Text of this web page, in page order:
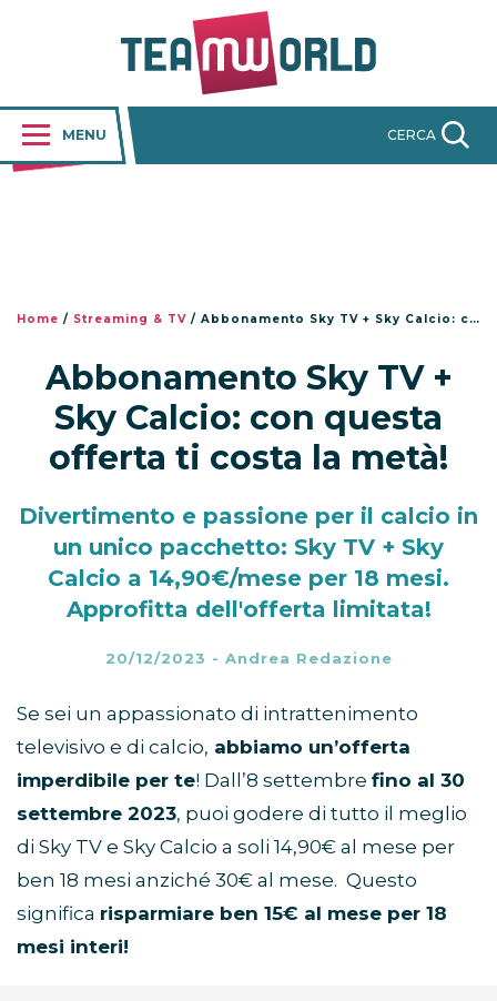
MENU CERCA
Home / Streaming & TV / Abbonamento Sky TV + Sky Calcio: con questa offerta ti costa la metà!
Abbonamento Sky TV +
Sky Calcio: con questa
offerta ti costa la metà!
Divertimento e passione per il calcio in
un unico pacchetto: Sky TV + Sky
Calcio a 14,90€/mese per 18 mesi.
Approfitta dell'offerta limitata!
20/12/2023 - Andrea Redazione
Se sei un appassionato di intrattenimento
televisivo e di calcio, abbiamo un’offerta
imperdibile per te! Dall’8 settembre fino al 30
settembre 2023, puoi godere di tutto il meglio
di Sky TV e Sky Calcio a soli 14,90€ al mese per
ben 18 mesi anziché 30€ al mese. Questo
significa risparmiare ben 15€ al mese per 18
mesi interi!